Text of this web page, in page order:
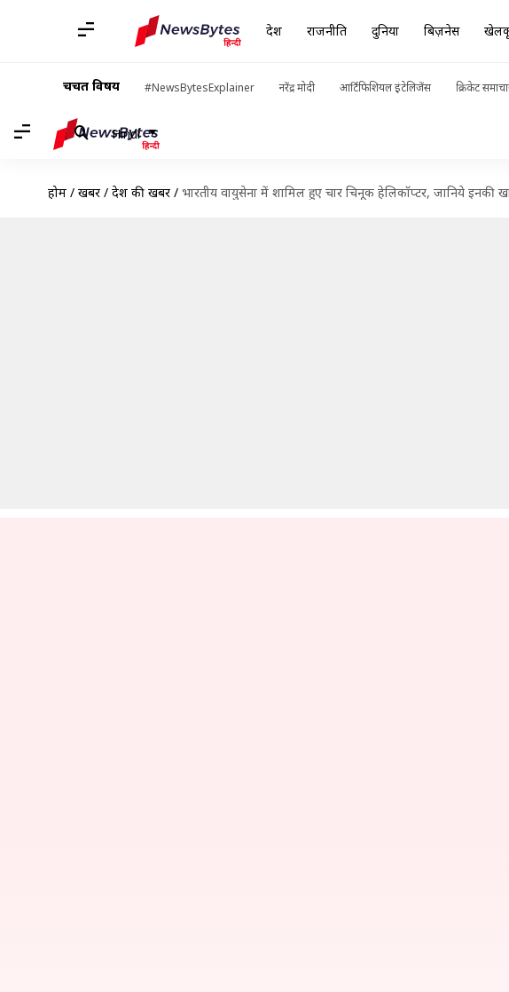
देश राजनीति दुनिया बिज़नेस
चर्चित विषय #NewsBytesExplainer नरेंद्र मोदी आर्टिफिशियल इंटेलिजेंस क्रिकेट
Hindi
होम / खबरें / देश की खबरें / भारतीय वायुसेना में शामिल हुए चार चिनूक हेलिकॉप्टर, जानिये इनकी